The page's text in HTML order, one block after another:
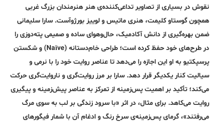
نقوش در بسیاری از تصاویر تداعی‌کننده‌ی هنر هنرمندان بزرگ غربی
همچون گوستاو کلیمت، هنری ماتیس و لوییز بورژوآست. سارا سلیمانی
ضمن بهره‌گیری از دانش آکادمیک، حال‌وهوای ساده و صمیمی پته‌دوزی را
در طرح‌های خود حفظ کرده است؛ طراحی خام‌دستانه (Naïve) و شکستن
پرسپکتیو به او این اجازه را می‌دهد تا عناصر روایت خود را با نرمی و
سیالیت کنار یکدیگر قرار ‌دهد. سارا بر مرز روایت‌گری و ناروایت‌گری حرکت
می‌کند؛ تأکید بر اهمیت پس‌زمینه از تمرکز به عناصر پیش‌زمینه و پیگیری
روایت می‌کاهد. برای مثال، در اثر «با سرود زندگی بر لب به‌ سوی مرگ
می‌رفتند»، گرمای پس‌زمینه‌ی سرخ رنگ و ادغام آن با شمار فیگورهای